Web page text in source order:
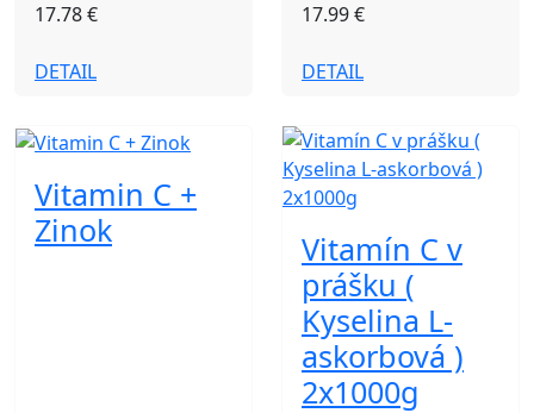
17.78 €
DETAIL
17.99 €
DETAIL
Vitamin C +
Zinok
Vitamín C v
prášku (
Kyselina L-
askorbová )
2x1000g